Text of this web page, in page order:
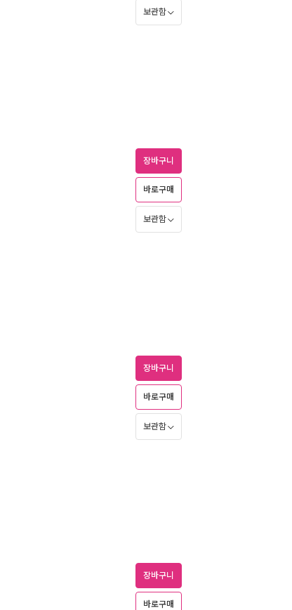
보관함
장바구니
바로구매
보관함
장바구니
바로구매
보관함
장바구니
바로구매